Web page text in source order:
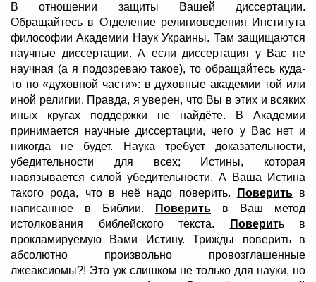
В отношении защиты Вашей диссертации.
Обращайтесь в Отделение религиоведения Института
философии Академии Наук Украины. Там защищаются
научные диссертации. А если диссертация у Вас не
научная (а я подозреваю такое), то обращайтесь куда-
то по «духовной части»: в духовные академии той или
иной религии. Правда, я уверен, что Вы в этих и всяких
иных кругах поддержки не найдёте. В Академии
принимается научные диссертации, чего у Вас нет и
никогда не будет. Наука требует доказательности,
убедительности для всех; Истины, которая
навязывается силой убедительности. А Ваша Истина
такого рода, что в неё надо поверить.
Поверитьв
написанное в Библии.
Поверить в Ваш метод
истолкования библейского текста.
Поверить в
прокламируемую Вами Истину. Трижды поверить в
абсолютно произвольно провозглашенные
лжеаксиомы?! Это уж слишком не только для науки, но